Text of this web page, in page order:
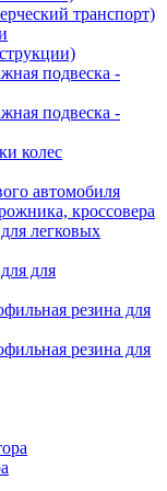
транспорт)
подвеска -
подвеска -
колес
автомобиля
кроссовера
легковых
для
резина для
резина для